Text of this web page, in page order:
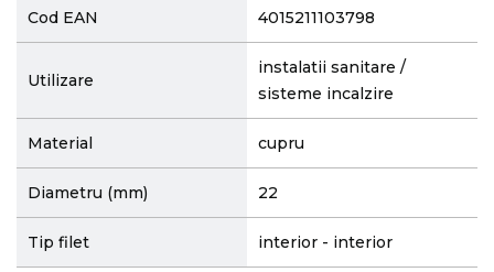
Cod EAN 4015211103798
Utilizare
instalatii sanitare /
sisteme incalzire
Material cupru
Diametru (mm) 22
Tip filet interior - interior